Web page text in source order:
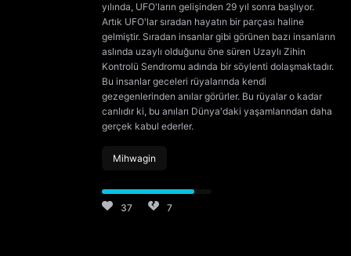
yılında, UFO'ların gelişinden 29 yıl sonra başlıyor.
Artık UFO'lar sıradan hayatın bir parçası haline
gelmiştir. Sıradan insanlar gibi görünen bazı insanların
aslında uzaylı olduğunu öne süren Uzaylı Zihin
Kontrolü Sendromu adında bir söylenti dolaşmaktadır.
Bu insanlar geceleri rüyalarında kendi
gezegenlerinden anılar görürler. Bu rüyalar o kadar
canlıdır ki, bu anıları Dünya'daki yaşamlarından daha
gerçek kabul ederler.
Mihwagin
37 7